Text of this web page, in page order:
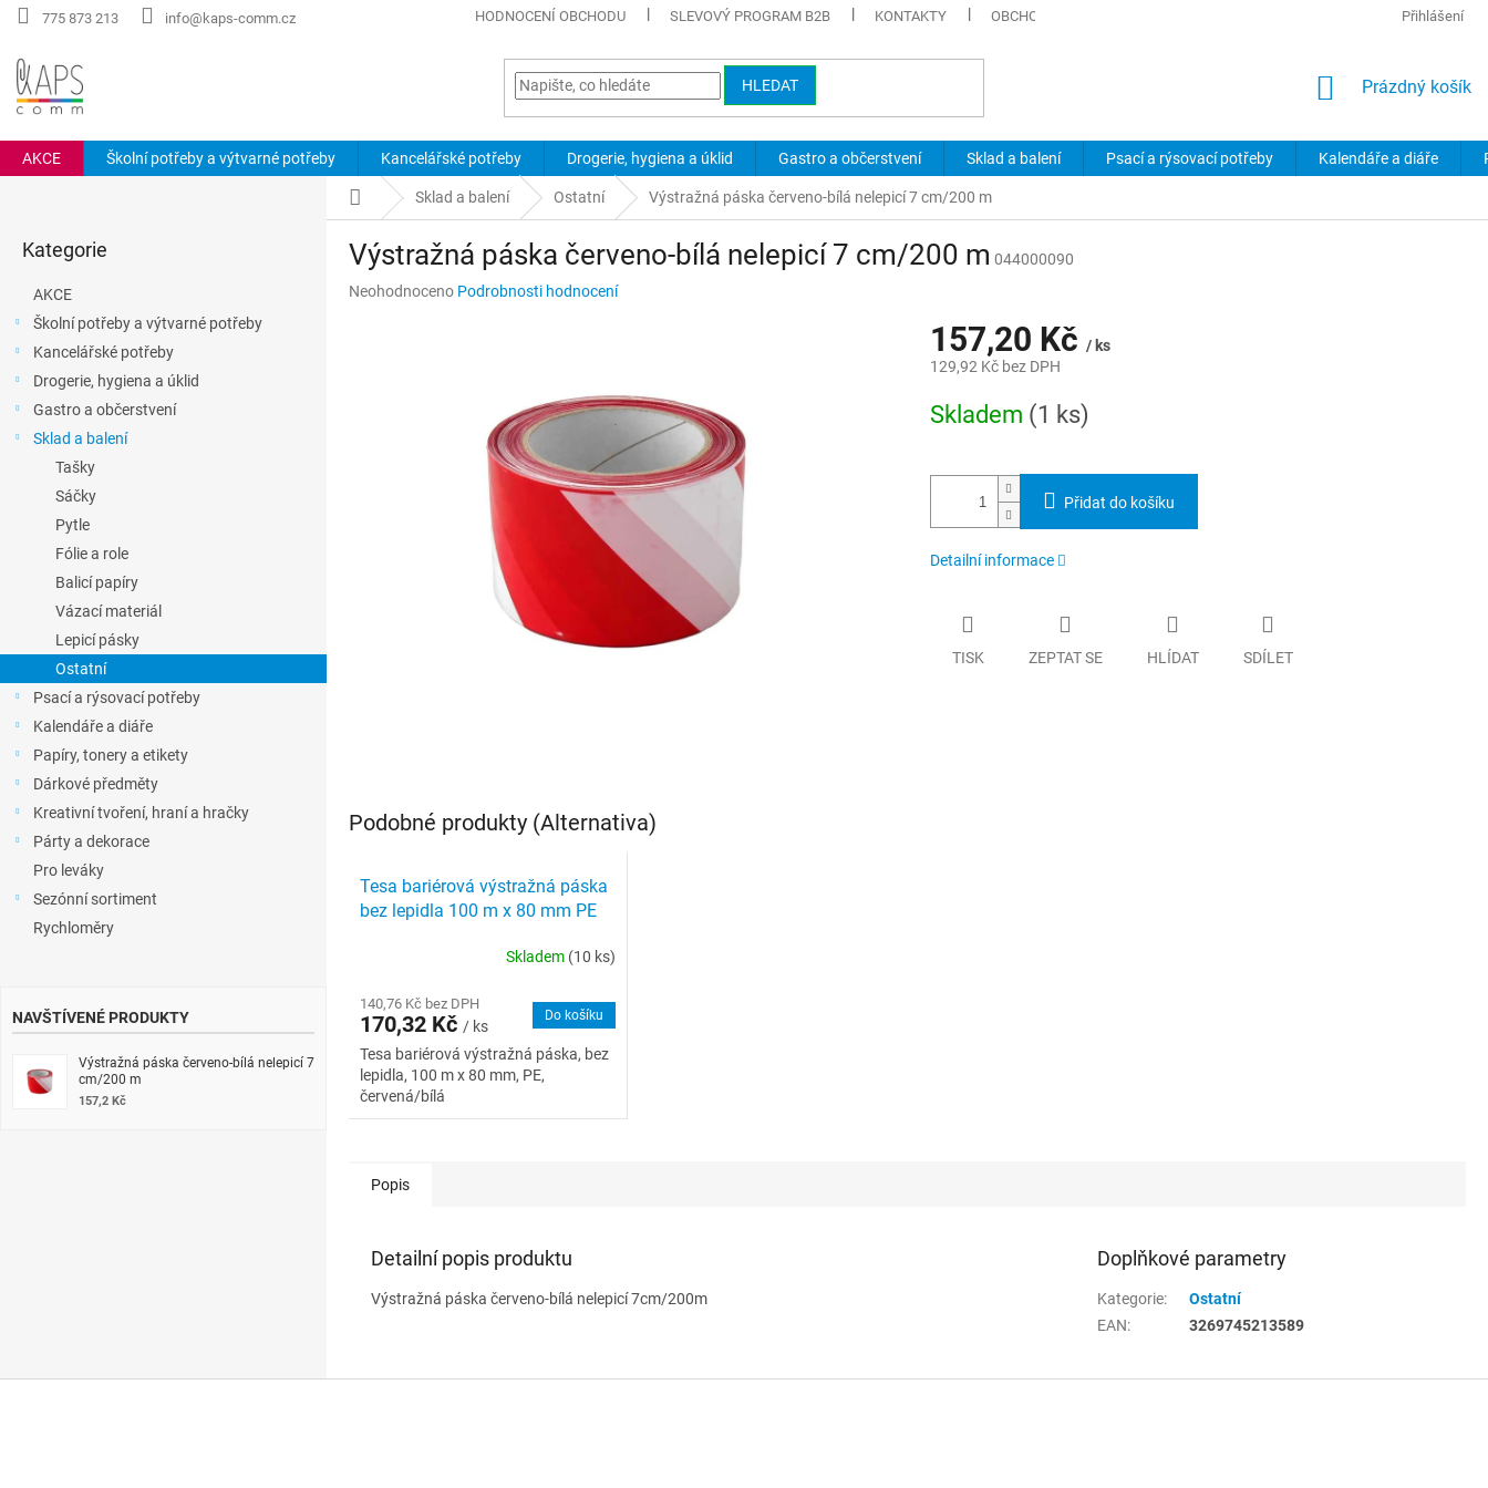
Přejít
775 873 213 info@kaps-comm.cz HODNOCENÍ OBCHODU SLEVOVÝ PROGRAM B2B KONTAKTY OBCHODNÍ PODMÍNKY PODMÍNKY OCHRANY OSOBNÍCH ÚDAJŮ
Přihlášení
HLEDAT
NÁKUPNÍ
Prázdný košík
AKCE Školní potřeby a výtvarné potřeby Kancelářské potřeby Drogerie, hygiena a úklid Gastro a občerstvení Sklad a balení Psací a rýsovací potřeby Kalendáře a diáře
kategorie
Kategorie
AKCE
Školní potřeby a výtvarné potřeby
Kancelářské potřeby
Drogerie, hygiena a úklid
Gastro a občerstvení
Sklad a balení
Tašky
Sáčky
Pytle
Fólie a role
Balicí papíry
Vázací materiál
Lepicí pásky
Ostatní
Psací a rýsovací potřeby
Kalendáře a diáře
Papíry, tonery a etikety
Dárkové předměty
Kreativní tvoření, hraní a hračky
Párty a dekorace
Pro leváky
Sezónní sortiment
Rychloměry
NAVŠTÍVENÉ PRODUKTY
Výstražná páska červeno-bílá nelepicí 7
cm/200 m
157,2 Kč
Domů Sklad a balení Ostatní Výstražná páska červeno-bílá nelepicí 7 cm/200 m
Výstražná páska červeno-bílá nelepicí 7 cm/200 m 044000090
Průměrné
Neohodnoceno Podrobnosti hodnocení
157,20 Kč / ks
129,92 Kč bez DPH
cena:
Skladem (1 ks)
Přidat do košíku
Detailní informace
TISK ZEPTAT SE HLÍDAT SDÍLET
Podobné produkty (Alternativa)
Tesa bariérová výstražná páska
bez lepidla 100 m x 80 mm PE
Skladem (10 ks)
140,76 Kč bez DPH
170,32 Kč / ks
Do košíku
Tesa bariérová výstražná páska, bez
lepidla, 100 m x 80 mm, PE,
červená/bílá
Popis
Detailní popis produktu
Výstražná páska červeno-bílá nelepicí 7cm/200m
Doplňkové parametry
Kategorie:
Ostatní
EAN: 3269745213589